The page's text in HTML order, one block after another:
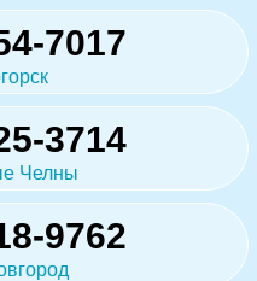
7017
3714
Челны
9762